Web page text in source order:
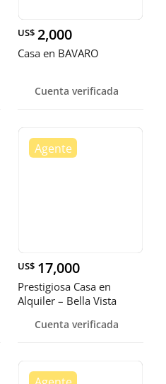
US$ 2,000
Casa en BAVARO
Cuenta verificada
US$ 17,000
Prestigiosa Casa en
Alquiler – Bella Vista
Cuenta verificada